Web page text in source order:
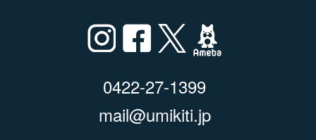
0422-27-1399
mail@umikiti.jp